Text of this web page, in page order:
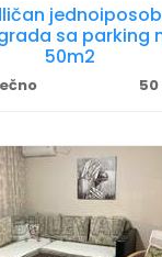
sa parking
50m2
50